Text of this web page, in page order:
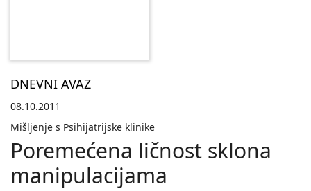
DNEVNI AVAZ
08.10.2011
Mišljenje s Psihijatrijske klinike
Poremećena ličnost sklona
manipulacijama